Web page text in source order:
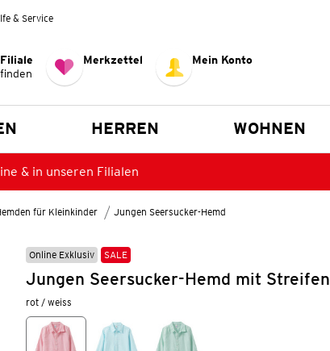
& Service
Merkzettel Mein Konto
HERREN WOHNEN
& in unseren Filialen
für Kleinkinder Jungen Seersucker-Hemd
Online Exklusiv SALE
Jungen Seersucker-Hemd mit Streifen
rot / weiss